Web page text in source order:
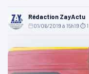
Rédaction ZayActu
01/06/2019 à 15h19 ⏱ 1